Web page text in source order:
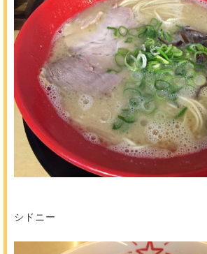
シドニー